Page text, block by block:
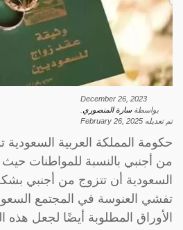
December 26, 2023
بواسطةسارة المنصوري
تم تعديله February 26, 2025
حكومة المملكة العربية
من أجنبي بالنسبة للمواطنات حيث
السعودية أن تتزوج من أجنبي
تفشي العنوسة في المجتمع
الأوراق المطلوبة أيضًا لجعل هذه